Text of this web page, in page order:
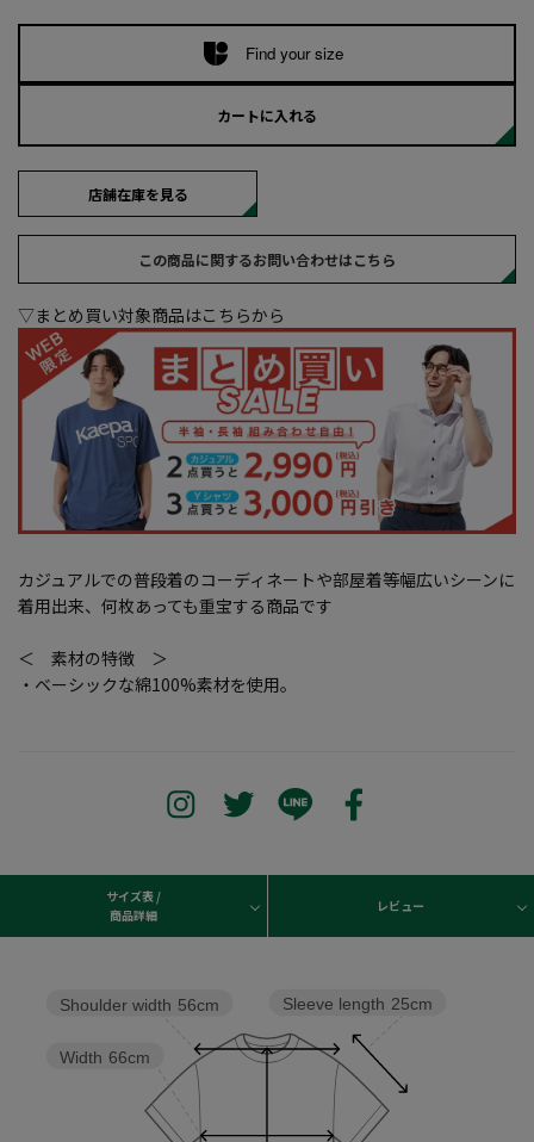
Find your size
カートに入れる
店舗在庫を見る
この商品に関するお問い合わせはこちら
▽まとめ買い対象商品はこちらから
カジュアルでの普段着のコーディネートや部屋着等幅広いシーンに
着用出来、何枚あっても重宝する商品です
＜ 素材の特徴 ＞
・ベーシックな綿100%素材を使用。
サイズ表 /
商品詳細
レビュー
Sleeve length 25cm
Width 66cm
Shoulder width 56cm